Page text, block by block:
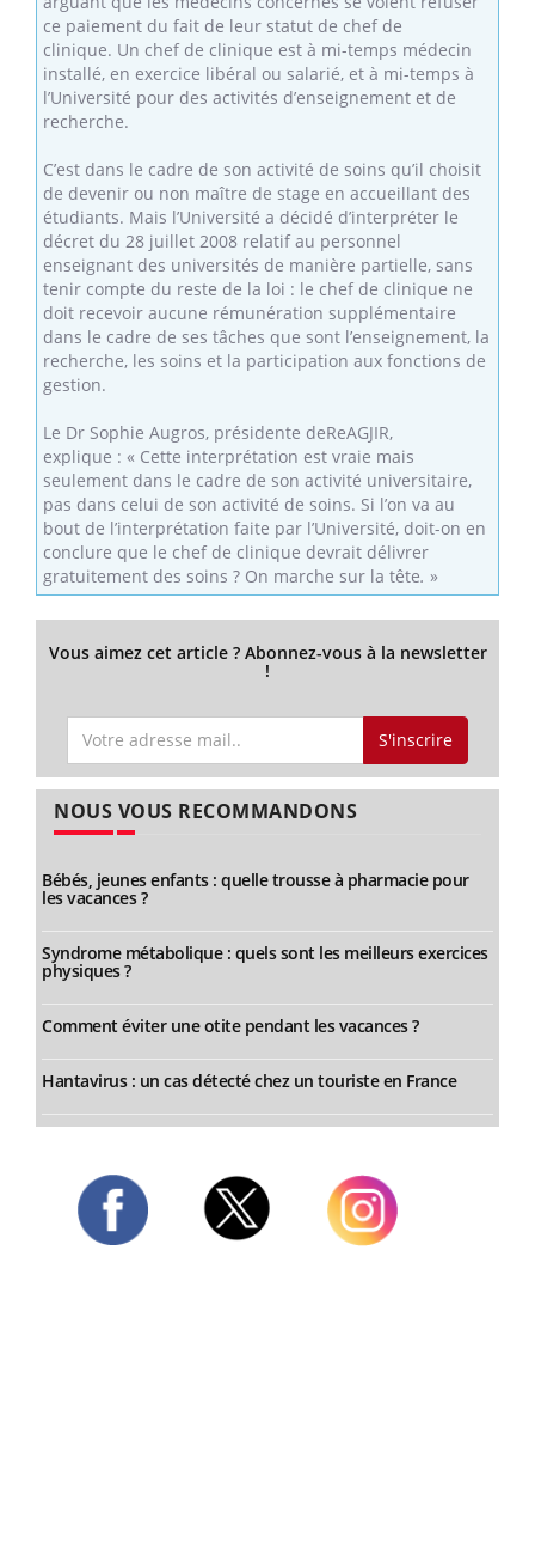
ce paiement du fait de leur statut de chef de
clinique. Un chef de clinique est à mi-temps médecin
installé, en exercice libéral ou salarié, et à mi-temps à
l’Université pour des activités d’enseignement et de
recherche.
C’est dans le cadre de son activité de soins qu’il choisit
de devenir ou non maître de stage en accueillant des
étudiants. Mais l’Université a décidé d’interpréter le
décret du 28 juillet 2008 relatif au personnel
enseignant des universités de manière partielle, sans
tenir compte du reste de la loi : le chef de clinique ne
doit recevoir aucune rémunération supplémentaire
dans le cadre de ses tâches que sont l’enseignement, la
recherche, les soins et la participation aux fonctions de
gestion.
Le Dr Sophie Augros, présidente deReAGJIR,
explique : « Cette interprétation est vraie mais
seulement dans le cadre de son activité universitaire,
pas dans celui de son activité de soins. Si l’on va au
bout de l’interprétation faite par l’Université, doit-on en
conclure que le chef de clinique devrait délivrer
gratuitement des soins ? On marche sur la tête. »
Vous aimez cet article ? Abonnez-vous à la newsletter
!
S'inscrire
NOUS VOUS RECOMMANDONS
Bébés, jeunes enfants : quelle trousse à pharmacie pour
les vacances ?
Syndrome métabolique : quels sont les meilleurs exercices
physiques ?
Comment éviter une otite pendant les vacances ?
Hantavirus : un cas détecté chez un touriste en France